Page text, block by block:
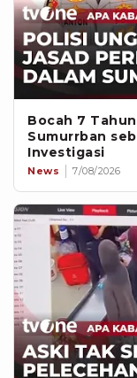
Bocah 7
Sumurrban
Investigasi
News 7/08/2026